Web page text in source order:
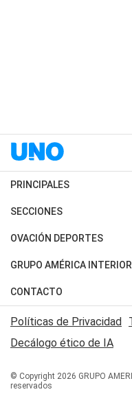
PRINCIPALES
Últimas Noticias
Política
Judiciales
Economia
SECCIONES
Horóscopo
Motores
Trucos caseros
Series y Películas
Edictos y Solicitadas
OVACIÓN DEPORTES
Fútbol
Mundial
Automovilismo
Rugby
Básquet
GRUPO AMÉRICA INTERIOR
Canal 7 en Vivo
San Juan 8
CONTACTO
Acerca de Nosotros
Contactanos
Políticas de Privacidad
Decálogo ético de IA
© Copyright 2026 GRUPO
reservados